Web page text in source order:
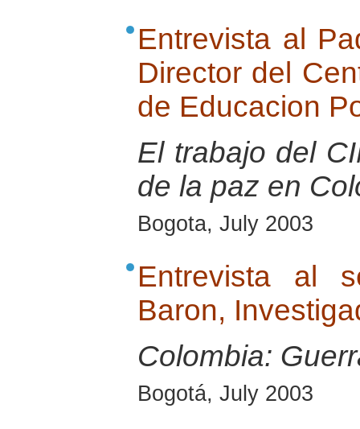
Entrevista al
Director del
de Educacion
El trabajo del
de la paz en
Bogota, July 2003
Entrevista al
Baron,
Colombia:
Bogotá, July 2003